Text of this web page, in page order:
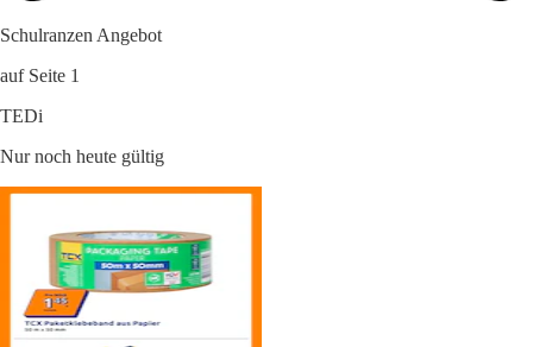
Schulranzen Angebot
auf Seite 1
TEDi
Nur noch heute gültig